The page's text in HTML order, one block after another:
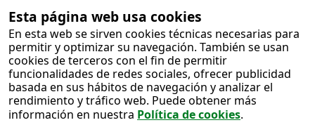
Esta página web usa cookies
En esta web se sirven cookies técnicas necesarias para
permitir y optimizar su navegación. También se usan
cookies de terceros con el fin de permitir
funcionalidades de redes sociales, ofrecer publicidad
basada en sus hábitos de navegación y analizar el
rendimiento y tráfico web. Puede obtener más
información en nuestra Política de cookies.